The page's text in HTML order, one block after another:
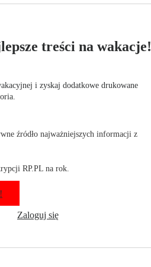
treści na wakacje!
i zyskaj dodatkowe drukowane
źródło najważniejszych informacji z
RP.PL na rok.
Zaloguj się